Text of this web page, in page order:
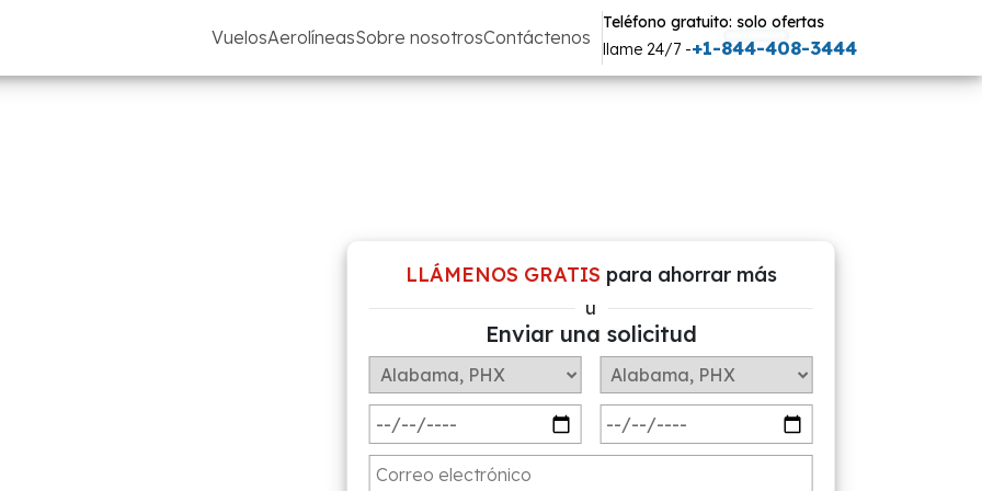
VuelosAerolíneasSobre nosotrosContáctenos
Teléfono gratuito: solo ofertas
llame 24/7 -+1-844-408-3444
LLÁMENOS GRATIS para ahorrar más
u
Enviar una solicitud